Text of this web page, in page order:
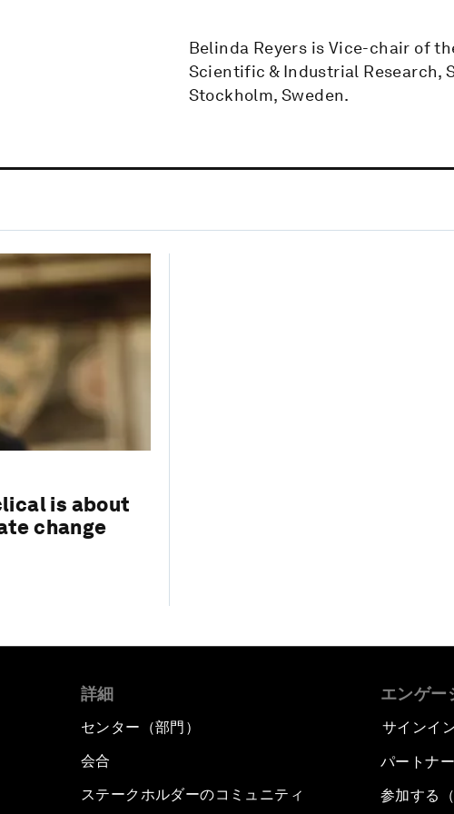
Belinda Reyers is Vice-chair of
Scientific & Industrial Research,
Stockholm, Sweden.
is about
change
詳細
センター（部門）
会合
ステークホルダーのコミュニティ
エンゲー
サインイ
パートナ
参加する